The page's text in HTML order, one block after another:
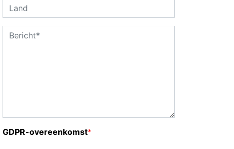
GDPR-overeenkomst*